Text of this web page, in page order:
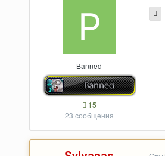
Banned
15
23 сообщения